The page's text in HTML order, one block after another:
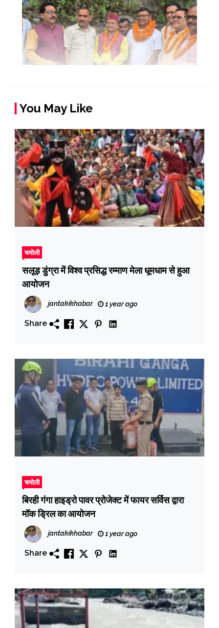
You May Like
चमोली
सलूड़ डुंग्रा में विश्व प्रसिद्ध रम्माण मेला धूमधाम से हुआ
आयोजन
jantakikhabar 1 year ago
Share
चमोली
बिरही गंगा हाइड्रो पावर प्रोजेक्ट में फायर सर्विस द्वारा
मॉक ड्रिल का आयोजन
jantakikhabar 1 year ago
Share